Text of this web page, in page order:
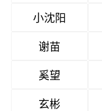
小沈阳
谢苗
奚望
玄彬